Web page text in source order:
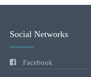
Social Networks
Facebook